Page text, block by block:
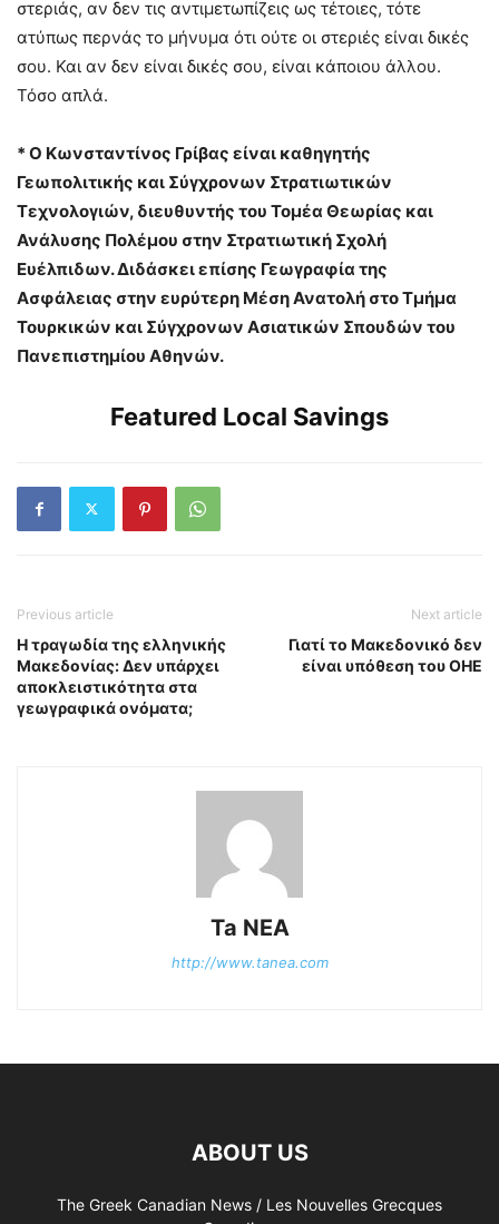
στεριάς, αν δεν τις αντιμετωπίζεις ως τέτοιες, τότε
ατύπως περνάς το μήνυμα ότι ούτε οι στεριές είναι δικές
σου. Και αν δεν είναι δικές σου, είναι κάποιου άλλου.
Τόσο απλά.
* Ο Κωνσταντίνος Γρίβας είναι καθηγητής
Γεωπολιτικής και Σύγχρονων Στρατιωτικών
Τεχνολογιών, διευθυντής του Τομέα Θεωρίας και
Ανάλυσης Πολέμου στην Στρατιωτική Σχολή
Ευέλπιδων. Διδάσκει επίσης Γεωγραφία της
Ασφάλειας στην ευρύτερη Μέση Ανατολή στο Τμήμα
Τουρκικών και Σύγχρονων Ασιατικών Σπουδών του
Πανεπιστημίου Αθηνών.
Featured Local Savings
Previous article
Η τραγωδία της ελληνικής
Μακεδονίας: Δεν υπάρχει
αποκλειστικότητα στα
γεωγραφικά ονόματα;
Next article
Γιατί το Μακεδονικό δεν
είναι υπόθεση του ΟΗΕ
Ta NEA
http://www.tanea.com
ABOUT US
The Greek Canadian News / Les Nouvelles Grecques